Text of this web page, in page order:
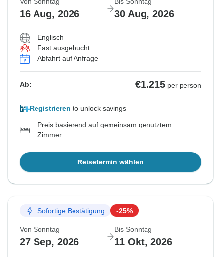
Von Sonntag
16 Aug, 2026
Bis Sonntag
30 Aug, 2026
Englisch
Fast ausgebucht
Abfahrt auf Anfrage
Ab: €1.215 per person
Registrieren to unlock savings
Preis basierend auf gemeinsam genutztem
Zimmer
Reisetermin wählen
Sofortige Bestätigung -25%
Von Sonntag
27 Sep, 2026
Bis Sonntag
11 Okt, 2026